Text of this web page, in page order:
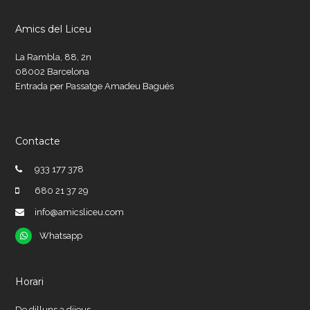
Amics del Liceu
La Rambla, 88, 2n
08002 Barcelona
Entrada per Passatge Amadeu Bagués
Contacte
933 177 378
680 21 37 29
info@amicsliceu.com
Whatsapp
Whatsapp
Horari